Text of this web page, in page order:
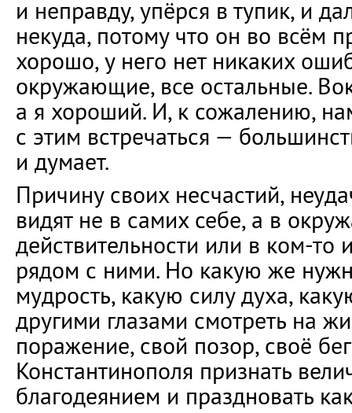
и неправду, упёрся в тупик, и
некуда, потому что он во всём
хорошо, у него нет никаких
окружающие, все остальные.
а я хороший. И, к сожалению,
с этим встречаться —
и думает.
Причину своих несчастий,
видят не в самих себе, а в
действительности или в ком-то
рядом с ними. Но какую же
мудрость, какую силу духа,
другими глазами смотреть на
поражение, свой позор, своё
Константинополя признать
благодеянием и праздновать